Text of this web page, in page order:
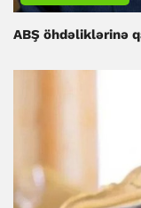
ABŞ öhdəliklərinə